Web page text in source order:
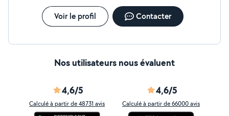
Voir le profil Contacter
Nos utilisateurs nous évaluent
4,6/5
Calculé à partir de 48731 avis
4,6/5
Calculé à partir de 66000 avis